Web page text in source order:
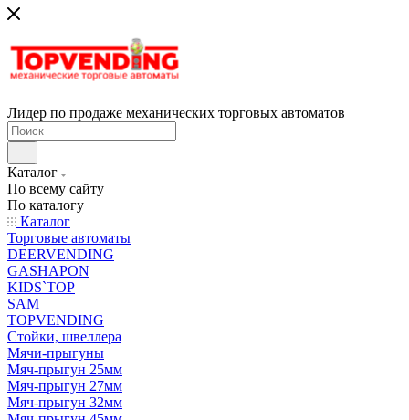
Лидер по продаже механических торговых автоматов
Каталог
По всему сайту
По каталогу
Каталог
Торговые автоматы
DEERVENDING
GASHAPON
KIDS`TOP
SAM
TOPVENDING
Стойки, швеллера
Мячи-прыгуны
Мяч-прыгун 25мм
Мяч-прыгун 27мм
Мяч-прыгун 32мм